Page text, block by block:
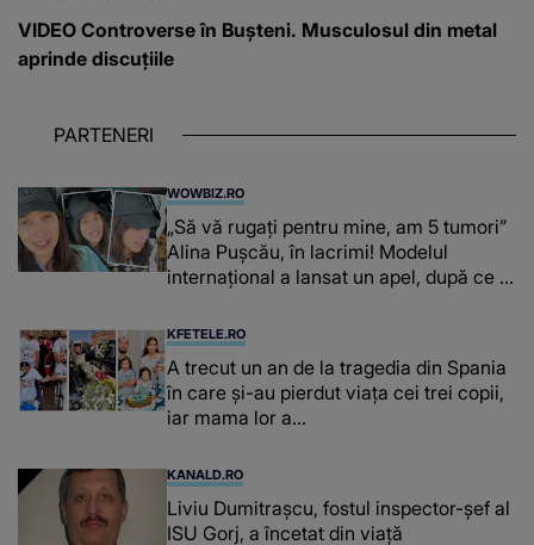
VIDEO Controverse în Bușteni. Musculosul din metal
aprinde discuțiile
PARTENERI
WOWBIZ.RO
„Să vă rugați pentru mine, am 5 tumori”
Alina Pușcău, în lacrimi! Modelul
internațional a lansat un apel, după ce a
KFETELE.RO
A trecut un an de la tragedia din Spania
în care și-au pierdut viața cei trei copii,
iar mama lor a…
KANALD.RO
Liviu Dumitrașcu, fostul inspector-șef al
ISU Gorj, a încetat din viață